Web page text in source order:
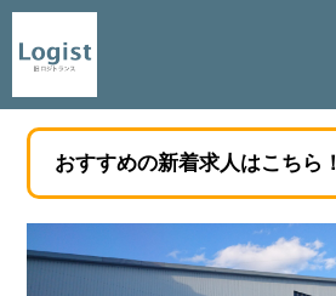
おすすめの新着求人はこちら！